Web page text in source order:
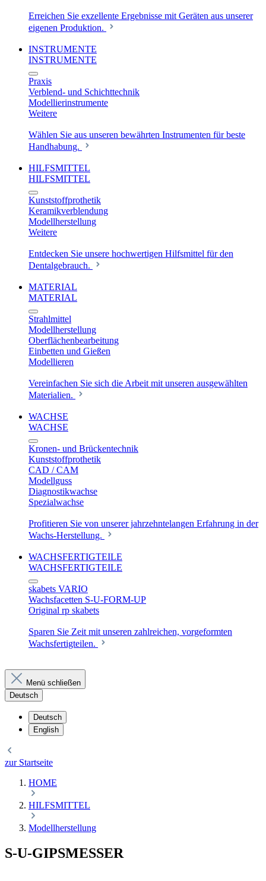
Erreichen Sie exzellente Ergebnisse mit Geräten aus unserer
eigenen Produktion.
INSTRUMENTE
INSTRUMENTE
Praxis
Verblend- und Schichttechnik
Modellierinstrumente
Weitere
Wählen Sie aus unseren bewährten Instrumenten für beste
Handhabung.
HILFSMITTEL
HILFSMITTEL
Kunststoffprothetik
Keramikverblendung
Modellherstellung
Weitere
Entdecken Sie unsere hochwertigen Hilfsmittel für den
Dentalgebrauch.
MATERIAL
MATERIAL
Strahlmittel
Modellherstellung
Oberflächenbearbeitung
Einbetten und Gießen
Modellieren
Vereinfachen Sie sich die Arbeit mit unseren ausgewählten
Materialien.
WACHSE
WACHSE
Kronen- und Brückentechnik
Kunststoffprothetik
CAD / CAM
Modellguss
Diagnostikwachse
Spezialwachse
Profitieren Sie von unserer jahrzehntelangen Erfahrung in der
Wachs-Herstellung.
WACHSFERTIGTEILE
WACHSFERTIGTEILE
skabets VARIO
Wachsfacetten S-U-FORM-UP
Original rp skabets
Sparen Sie Zeit mit unseren zahlreichen, vorgeformten
Wachsfertigteilen.
Menü schließen
Deutsch
Deutsch
English
zur Startseite
HOME
HILFSMITTEL
Modellherstellung
S-U-GIPSMESSER